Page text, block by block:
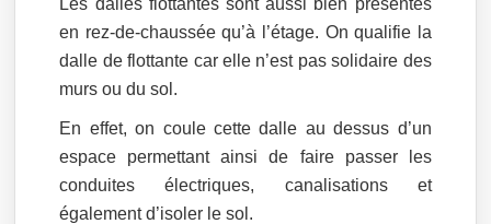
Les dalles flottantes sont aussi bien présentes
en rez-de-chaussée qu’à l’étage. On qualifie la
dalle de flottante car elle n’est pas solidaire des
murs ou du sol.
En effet, on coule cette dalle au dessus d’un
espace permettant ainsi de faire passer les
conduites électriques, canalisations et
également d’isoler le sol.